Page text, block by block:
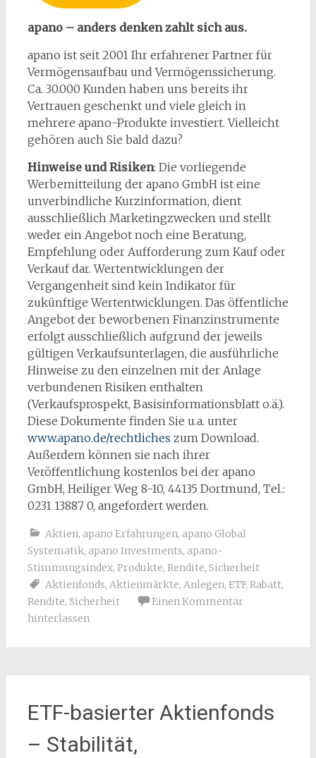
apano – anders denken zahlt sich aus.
apano ist seit 2001 Ihr erfahrener Partner für
Vermögensaufbau und Vermögenssicherung.
Ca. 30.000 Kunden haben uns bereits ihr
Vertrauen geschenkt und viele gleich in
mehrere apano-Produkte investiert. Vielleicht
gehören auch Sie bald dazu?
Hinweise und Risiken: Die vorliegende
Werbemitteilung der apano GmbH ist eine
unverbindliche Kurzinformation, dient
ausschließlich Marketingzwecken und stellt
weder ein Angebot noch eine Beratung,
Empfehlung oder Aufforderung zum Kauf oder
Verkauf dar. Wertentwicklungen der
Vergangenheit sind kein Indikator für
zukünftige Wertentwicklungen. Das öffentliche
Angebot der beworbenen Finanzinstrumente
erfolgt ausschließlich aufgrund der jeweils
gültigen Verkaufsunterlagen, die ausführliche
Hinweise zu den einzelnen mit der Anlage
verbundenen Risiken enthalten
(Verkaufsprospekt, Basisinformationsblatt o.ä.).
Diese Dokumente finden Sie u.a. unter
www.apano.de/rechtliches zum Download.
Außerdem können sie nach ihrer
Veröffentlichung kostenlos bei der apano
GmbH, Heiliger Weg 8-10, 44135 Dortmund, Tel.:
0231 13887 0, angefordert werden.
Aktien, apano Erfahrungen, apano Global
Systematik, apano Investments, apano-
Stimmungsindex, Produkte, Rendite, Sicherheit
Aktienfonds, Aktienmärkte, Anlegen, ETF, Rabatt,
Rendite, Sicherheit
Einen Kommentar
hinterlassen
ETF-basierter Aktienfonds
– Stabilität,